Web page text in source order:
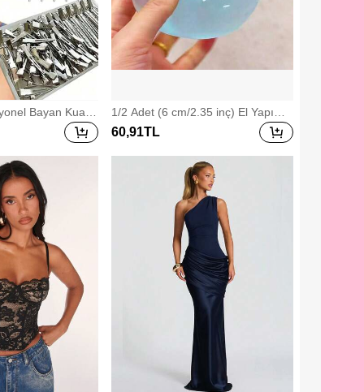
Bayan Kuafö
5,5 cm Bukle M
Saç Kökü Kabarık
Saç Tok
Aleti (1
Adet/15 Adet/5
Seyahat Tatil T
Düz Ark
Makinesi, Sa
Şekillendir
Makinesi,
Saç Ürünleri, S
Noel, Berber Dü
Saç Kurutma Mak
Saç Ürünle
Bakımı, Kıvırcık
Saç Modeli, K
Saç Ürünle
Malzemeleri, B
Berber
Ekipmanları
1/2 Adet (6 cm/2.35 inç) El Yapımı
Yavaş Geri Esneyen Mavi/Pembe Y
umuşak Sıkma Topu, Stres Azaltıcı
Hediyesi, Sevimli ve Eğlenceli Hedi
ye, Doğum Günü Hediyesi, Paskaly
a Hediyesi, Cadılar Bayramı Hediy
esi, Noel Hediyesi, Parti Hediyesi,
Sıkma Oyuncağı, Gizemli Mantı Sık
ma Oyuncağı, Tatil Partisi Hediyesi
(Buz Satın Almayın, Lütfen Sipariş
Vermeden Önce Görseldeki Metin
ve Boyut Bilgilerini Onaylayın)
60,91TL